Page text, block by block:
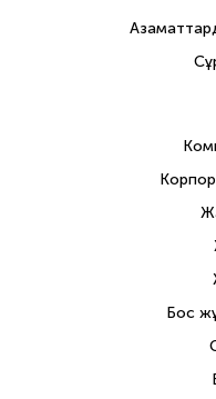
Бос